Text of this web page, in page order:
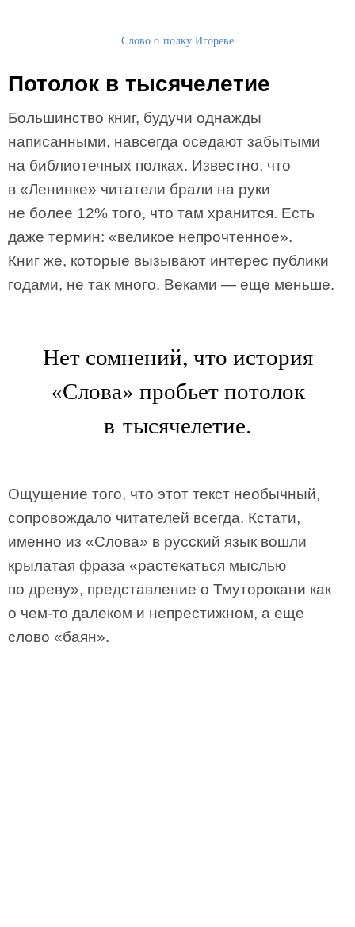
Слово о полку Игореве
Потолок в тысячелетие
Большинство книг, будучи однажды
написанными, навсегда оседают забытыми
на библиотечных полках. Известно, что
в «Ленинке» читатели брали на руки
не более 12% того, что там хранится. Есть
даже термин: «великое непрочтенное».
Книг же, которые вызывают интерес публики
годами, не так много. Веками — еще меньше.
Нет сомнений, что история
«Слова» пробьет потолок
в тысячелетие.
Ощущение того, что этот текст необычный,
сопровождало читателей всегда. Кстати,
именно из «Слова» в русский язык вошли
крылатая фраза «растекаться мыслью
по древу», представление о Тмуторокани как
о чем-то далеком и непрестижном, а еще
слово «баян».